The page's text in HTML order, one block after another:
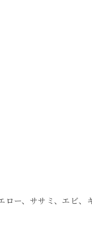
ロー、ササミ、エビ、